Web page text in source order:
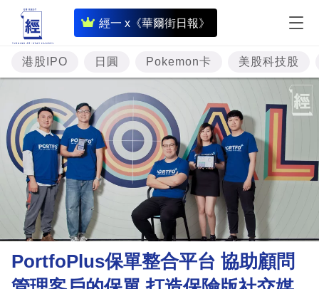
經一 x《華爾街日報》
即
時
財
經
專
題
投
資
樓
市
理
財
港股IPO 日圓 Pokemon卡 美股科技股
PortfoPlus保單整合平台 協助顧問